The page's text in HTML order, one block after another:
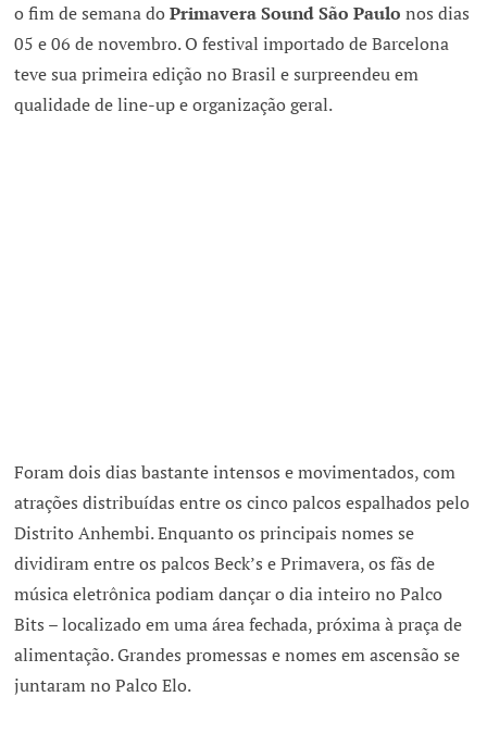
o fim de semana doPrimavera Sound São Paulo nos dias
05 e 06 de novembro. O festival importado de Barcelona
teve sua primeira edição no Brasil e surpreendeu em
qualidade de line-up e organização geral.
Foram dois dias bastante intensos e movimentados, com
atrações distribuídas entre os cinco palcos espalhados pelo
Distrito Anhembi. Enquanto os principais nomes se
dividiram entre os palcos Beck’s e Primavera, os fãs de
música eletrônica podiam dançar o dia inteiro no Palco
Bits – localizado em uma área fechada, próxima à praça de
alimentação. Grandes promessas e nomes em ascensão se
juntaram no Palco Elo.